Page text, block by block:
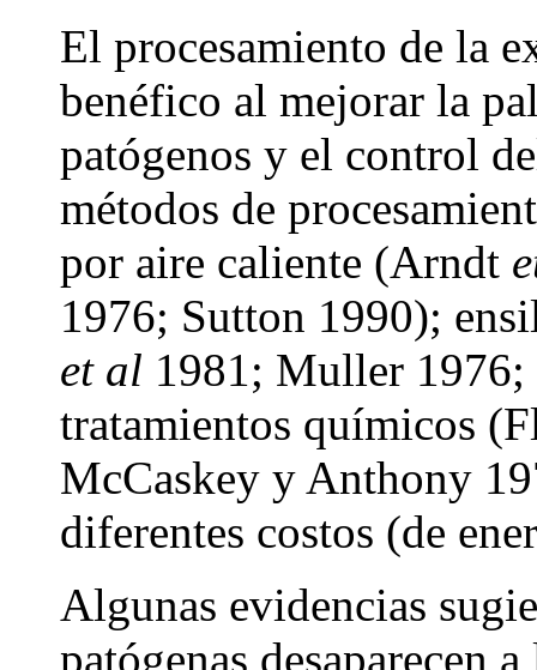
El procesamiento de la
benéfico al mejorar la
patógenos y el control
métodos de
por aire caliente (Arndt
1976; Sutton 1990);
et al 1981; Muller
tratamientos químicos
McCaskey y Anthony
diferentes costos (de
Algunas evidencias
patógenas desaparecen